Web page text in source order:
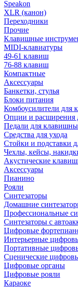
Speakon
XLR (канон)
Переходники
Прочие
Клавишные
MIDI-клавиатуры
49-61 клавиш
76-88 клавиш
Компактные
Аксессуары
Банкетки, стулья
Блоки питания
Комбоусилители для
Опции и расширения
Педали для
Средства для ухода
Стойки и подставки
Чехлы, кейсы,
Акустические
Аксессуары
Пианино
Рояли
Синтезаторы
Домашние
Профессиональные
Синтезаторы с
Цифровые
Интерьерные
Портативные
Сценические
Цифровые органы
Цифровые рояли
Караоке